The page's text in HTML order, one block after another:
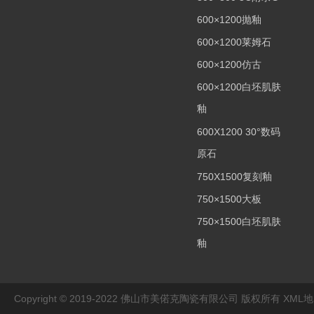
600×1200抛釉
600×1200莱姆石
600×1200仿古
600×1200白坯肌肤
釉
600X1200 30°数码
原石
750X1500复刻釉
750×1500大板
750×1500白坯肌肤
釉
Copyright © 2019-2022 佛山市美偌克陶瓷有限公司 版权所有 XML